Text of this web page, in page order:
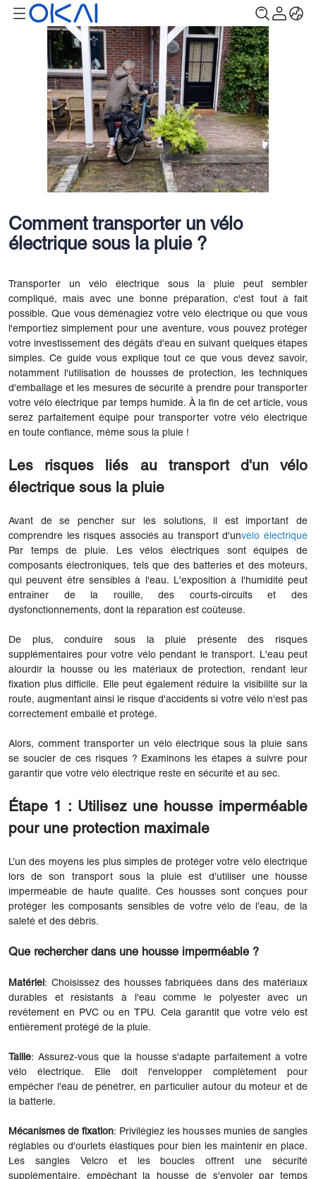
Comment transporter un vélo
électrique sous la pluie ?
Transporter un vélo électrique sous la pluie peut sembler
compliqué, mais avec une bonne préparation, c'est tout à fait
possible. Que vous déménagiez votre vélo électrique ou que vous
l'emportiez simplement pour une aventure, vous pouvez protéger
votre investissement des dégâts d'eau en suivant quelques étapes
simples. Ce guide vous explique tout ce que vous devez savoir,
notamment l'utilisation de housses de protection, les techniques
d'emballage et les mesures de sécurité à prendre pour transporter
votre vélo électrique par temps humide. À la fin de cet article, vous
serez parfaitement équipé pour transporter votre vélo électrique
en toute confiance, même sous la pluie !
Les risques liés au transport d'un vélo
électrique sous la pluie
Avant de se pencher sur les solutions, il est important de
comprendre les risques associés au transport d'unvélo électrique
Par temps de pluie. Les vélos électriques sont équipés de
composants électroniques, tels que des batteries et des moteurs,
qui peuvent être sensibles à l'eau. L'exposition à l'humidité peut
entraîner de la rouille, des courts-circuits et des
dysfonctionnements, dont la réparation est coûteuse.
De plus, conduire sous la pluie présente des risques
supplémentaires pour votre vélo pendant le transport. L'eau peut
alourdir la housse ou les matériaux de protection, rendant leur
fixation plus difficile. Elle peut également réduire la visibilité sur la
route, augmentant ainsi le risque d'accidents si votre vélo n'est pas
correctement emballé et protégé.
Alors, comment transporter un vélo électrique sous la pluie sans
se soucier de ces risques ? Examinons les étapes à suivre pour
garantir que votre vélo électrique reste en sécurité et au sec.
Étape 1 : Utilisez une housse imperméable
pour une protection maximale
L’un des moyens les plus simples de protéger votre vélo électrique
lors de son transport sous la pluie est d’utiliser une housse
imperméable de haute qualité. Ces housses sont conçues pour
protéger les composants sensibles de votre vélo de l’eau, de la
saleté et des débris.
Que rechercher dans une housse imperméable ?
Matériel : Choisissez des housses fabriquées dans des matériaux
durables et résistants à l'eau comme le polyester avec un
revêtement en PVC ou en TPU. Cela garantit que votre vélo est
entièrement protégé de la pluie.
Taille: Assurez-vous que la housse s'adapte parfaitement à votre
vélo électrique. Elle doit l'envelopper complètement pour
empêcher l'eau de pénétrer, en particulier autour du moteur et de
la batterie.
Mécanismes de fixation: Privilégiez les housses munies de sangles
réglables ou d'ourlets élastiques pour bien les maintenir en place.
Les sangles Velcro et les boucles offrent une sécurité
supplémentaire, empêchant la housse de s'envoler par temps